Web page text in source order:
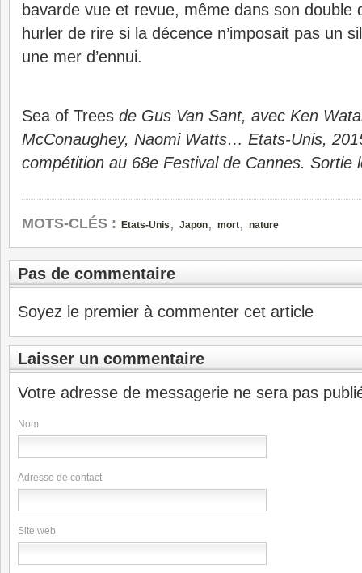
bavarde vue et revue, même dans son double
hurler de rire si la décence n’imposait pas un
une mer d’ennui.
Sea of Trees de Gus Van Sant, avec Ken
McConaughey, Naomi Watts… Etats-Unis,
compétition au 68e Festival de Cannes. Sortie
MOTS-CLÉS : Etats-Unis , Japon, mort, nature
Pas de commentaire
Soyez le premier à commenter cet article
Laisser un commentaire
Votre adresse de messagerie ne sera pas
Nom
Adresse de contact
Site web